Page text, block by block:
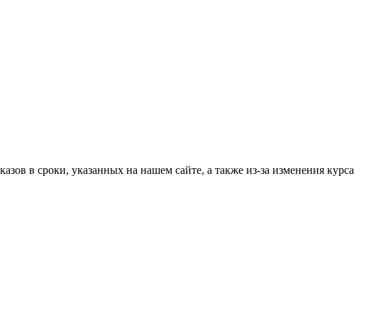
в сроки, указанных на нашем сайте, а также из-за изменения курса